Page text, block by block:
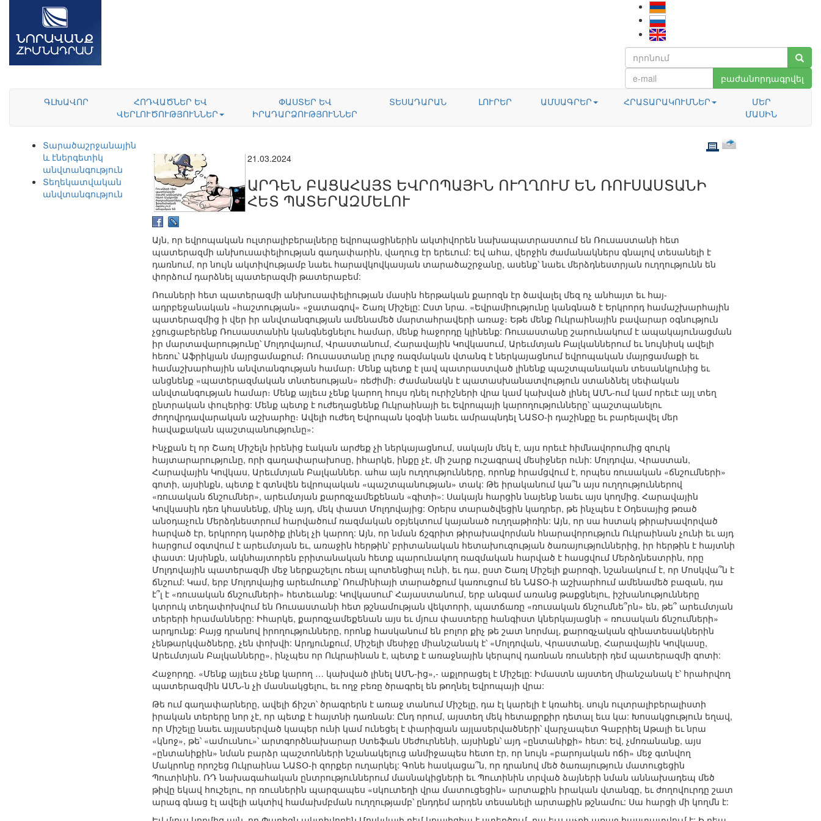
բաժանորդագրվել
ԳԼԽԱՎՈՐ
ՀՈԴՎԱԾՆԵՐ ԵՎ
ՎԵՐԼՈՒԾՈՒԹՅՈՒՆՆԵՐ
ՓԱՍՏԵՐ ԵՎ
ԻՐԱԴԱՐՁՈՒԹՅՈՒՆՆԵՐ
ՏԵՍԱԴԱՐԱՆ ԼՈՒՐԵՐ ԱՄՍԱԳՐԵՐ ՀՐԱՏԱՐԱԿՈՒՄՆԵՐ
ՄԵՐ
ՄԱՍԻՆ
Տարածաշրջանային
և էներգետիկ
անվտանգություն
Տեղեկատվական
անվտանգություն
21.03.2024
ԱՐԴԵՆ ԲԱՑԱՀԱՅՏ ԵՎՐՈՊԱՅԻՆ ՈՒՂՂՈՒՄ ԵՆ ՌՈՒՍԱՍՏԱՆԻ
ՀԵՏ ՊԱՏԵՐԱԶՄԵԼՈՒ
Այն, որ եվրոպական ուլտրալիբերալները եվրոպացիներին ակտիվորեն նախապատրաստում են Ռուսաստանի հետ
պատերազմի անխուսափելիության գաղափարին, վաղուց էր երեւում: Եվ ահա, վերջին ժամանակներս գնալով տեսանելի է
դառնում, որ նույն ակտիվությամբ նաեւ հարավկովկասյան տարածաշրջանը, ասենք՝ նաեւ մերձդնեստրյան ուղղությունն են
փորձում դարձնել պատերազմի թատերաբեմ:
Ռուսների հետ պատերազմի անխուսափելիության մասին հերթական քարոզն էր ծավալել մեզ ոչ անհայտ եւ հայ-
ադրբեջանական «հաշտության» «ջատագով» Շառլ Միշելը: Ըստ նրա. «Եվրամիությունը կանգնած է Երկրորդ համաշխարհային
պատերազմից ի վեր իր անվտանգության ամենամեծ մարտահրավերի առաջ։ Եթե մենք Ուկրաինային բավարար օգնություն
չցուցաբերենք Ռուսաստանին կանգնեցնելու համար, մենք հաջորդը կլինենք: Ռուսաստանը շարունակում է ապակայունացման
իր մարտավարությունը՝ Մոլդովայում, Վրաստանում, Հարավային Կովկասում, Արեւմտյան Բալկաններում եւ նույնիսկ ավելի
հեռու՝ Աֆրիկյան մայրցամաքում։ Ռուսաստանը լուրջ ռազմական վտանգ է ներկայացնում եվրոպական մայրցամաքի եւ
համաշխարհային անվտանգության համար։ Մենք պետք է լավ պատրաստված լինենք պաշտպանական տեսանկյունից եւ
անցնենք «պատերազմական տնտեսության» ռեժիմի։ Ժամանակն է պատասխանատվություն ստանձնել սեփական
անվտանգության համար։ Մենք այլեւս չենք կարող հույս դնել ուրիշների վրա կամ կախված լինել ԱՄՆ-ում կամ որեւէ այլ տեղ
ընտրական փուլերից: Մենք պետք է ուժեղացնենք Ուկրաինայի եւ Եվրոպայի կարողությունները՝ պաշտպանելու
ժողովրդավարական աշխարհը։ Ավելի ուժեղ Եվրոպան կօգնի նաեւ ամրապնդել ՆԱՏՕ-ի դաշինքը եւ բարելավել մեր
հավաքական պաշտպանությունը»:
Ինչքան էլ որ Շառլ Միշելն իրենից էական արժեք չի ներկայացնում, սակայն մեկ է, այս որեւէ հիմնավորումից զուրկ
հայտարարությունը, որի գաղափարախոսը, իհարկե, ինքը չէ, մի շարք ուշագրավ մեսիջներ ունի: Մոլդովա, Վրաստան,
Հարավային Կովկաս, Արեւմտյան Բալկաններ. ահա այն ուղղությունները, որոնք հրամցվում է, որպես ռուսական «ճնշումների»
գոտի, այսինքն, պետք է գտնվեն եվրոպական «պաշտպանության» տակ: Թե իրականում կա՞ն այս ուղղություններով
«ռուսական ճնշումներ», արեւմտյան քարոզչամեքենան «գիտի»: Սակայն հարցին նայենք նաեւ այս կողմից. Հարավային
Կովկասին դեռ կհասնենք, մինչ այդ, մեկ փաստ Մոլդովայից: Օրերս տարածվեցին կադրեր, թե ինչպես է Օդեսայից թռած
անօդաչուն Մերձդնեստրում հարվածում ռազմական օբյեկտում կայանած ուղղաթիռին: Այն, որ սա հստակ թիրախավորված
հարված էր, երկրորդ կարծիք լինել չի կարող: Այն, որ նման ճշգրիտ թիրախավորման հնարավորություն Ուկրաինան չունի եւ այդ
հարցում օգտվում է արեւմտյան եւ, առաջին հերթին՝ բրիտանական հետախուզության ծառայություններից, իր հերթին է հայտնի
փաստ: Այսինքն, ակնհայտորեն բրիտանական հետք պարունակող ռազմական հարված է հասցվում Մերձդնեստրին, որը
Մոլդովային պատերազմի մեջ ներքաշելու ռեալ պոտենցիալ ունի, եւ դա, ըստ Շառլ Միշելի քարոզի, նշանակում է, որ Մոսկվա՞ն է
ճնշում: Կամ, երբ Մոլդովայից արեւմուտք՝ Ռումինիայի տարածքում կառուցում են ՆԱՏՕ-ի աշխարհում ամենամեծ բազան, դա
է՞լ է «ռուսական ճնշումների» հետեւանք: Կովկասում՝ Հայաստանում, երբ անգամ առանց թաքցնելու, իշխանությունները
կտրուկ տեղափոխվում են Ռուսաստանի հետ թշնամության վեկտորի, պատճառը «ռուսական ճնշումնե՞րն» են, թե՞ արեւմտյան
տերերի հրամանները: Իհարկե, քարոզչամեքենան այս եւ մյուս փաստերը հանգիստ կներկայացնի « ռուսական ճնշումների»
արդյունք: Բայց դրանով իրողությունները, որոնք հասկանում են բոլոր քիչ թե շատ նորմալ, քարոզչական զինատեսակներին
չենթարկվածները, չեն փոխվի: Արդյունքում, Միշելի մեսիջը միանշանակ է՝ «Մոլդովան, Վրաստանը, Հարավային Կովկասը,
Արեւմտյան Բալկանները», ինչպես որ Ուկրաինան է, պետք է առաջնային կերպով դառնան ռուսների դեմ պատերազմի գոտի:
Հաջորդը. «Մենք այլեւս չենք կարող … կախված լինել ԱՄՆ-ից»,- աքլորացել է Միշելը: Իմաստն այստեղ միանշանակ է՝ հրահրվող
պատերազմին ԱՄՆ-ն չի մասնակցելու, եւ ողջ բեռը ծրագրել են թողնել Եվրոպայի վրա:
Թե ում գաղափարները, ավելի ճիշտ՝ ծրագրերն է առաջ տանում Միշելը, դա էլ կարելի է կռահել. սույն ուլտրալիբերալիստի
իրական տերերը նոր չէ, որ պետք է հայտնի դառնան: Ընդ որում, այստեղ մեկ հետաքրքիր դետալ եւս կա: Խոսակցություն եղավ,
որ Միշելը նաեւ այլասերված կապեր ունի կամ ունեցել է փարիզյան այլասերվածների՝ վարչապետ Գաբրիել Աթալի եւ նրա
«կնոջ», թե՝ «ամուսնու»՝ արտգործնախարար Ստեֆան Սեժուրնենի, այսինքն՝ այդ «ընտանիքի» հետ: Եվ, չմոռանանք, այս
«ընտանիքին» նման բարձր պաշտոնների նշանակելուց անմիջապես հետո էր, որ նույն «բարոյական ոճի» մեջ գտնվող
Մակրոնը որոշեց Ուկրաինա ՆԱՏՕ-ի զորքեր ուղարկել: Գոնե հասկացա՞ն, որ դրանով մեծ ծառայություն մատուցեցին
Պուտինին. ՌԴ նախագահական ընտրություններում մասնակիցների եւ Պուտինին տրված ձայների նման աննախադեպ մեծ
թիվը եկավ հուշելու, որ ռուսներին պարզապես «սկուտեղի վրա մատուցեցին» արտաքին իրական վտանգը, եւ ժողովուրդը շատ
արագ գնաց էլ ավելի ակտիվ համախմբման ուղղությամբ՝ ընդդեմ արդեն տեսանելի արտաքին թշնամու: Սա հարցի մի կողմն է: